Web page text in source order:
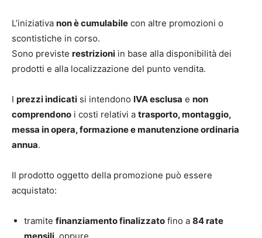
L’iniziativa non è cumulabile con altre promozioni o
scontistiche in corso.
Sono previste restrizioni in base alla disponibilità dei
prodotti e alla localizzazione del punto vendita.
I prezzi indicati si intendono IVA esclusa e non
comprendono i costi relativi a trasporto, montaggio,
messa in opera, formazione e manutenzione ordinaria
annua.
Il prodotto oggetto della promozione può essere
acquistato:
tramite finanziamento finalizzato fino a 84 rate